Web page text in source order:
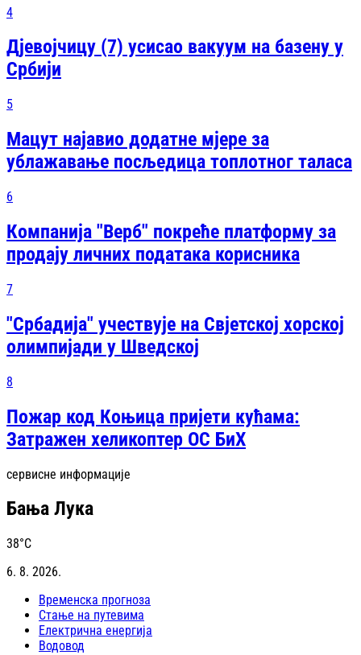
4
Дјевојчицу (7) усисао вакуум на базену у
Србији
5
Мацут најавио додатне мјере за
ублажавање посљедица топлотног таласа
6
Компанија "Верб" покреће платформу за
продају личних података корисника
7
"Србадија" учествује на Свјетској хорској
олимпијади у Шведској
8
Пожар код Коњица пријети кућама:
Затражен хеликоптер ОС БиХ
сервисне информације
Бања Лука
38°C
6. 8. 2026.
Временска прогноза
Стање на путевима
Електрична енергија
Водовод